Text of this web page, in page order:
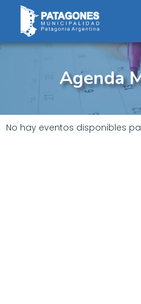
Saltar
contenido
Agenda
No hay eventos disponibles